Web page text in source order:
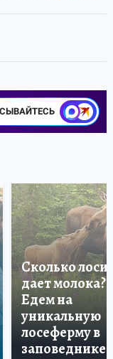
Сколько лосиха
дает молока?
Едем на
уникальную
лосеферму в
заповеднике!